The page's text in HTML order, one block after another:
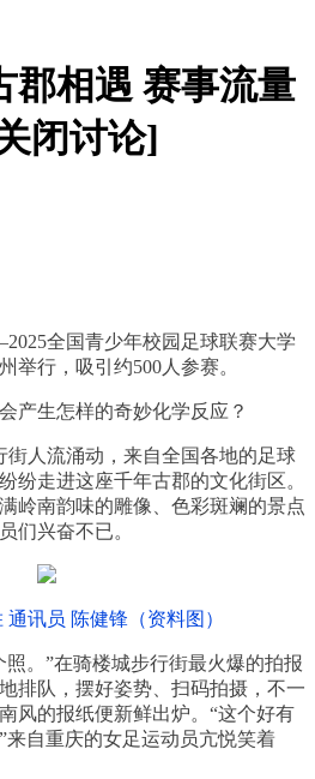
郡相遇 赛事流量
闭讨论]
全国青少年校园足球联赛大学
举行，吸引约500人参赛。
产生怎样的奇妙化学反应？
街人流涌动，来自全国各地的足球
纷走进这座千年古郡的文化街区。
岭南韵味的雕像、色彩斑斓的景点
们兴奋不已。
讯员 陈健锋（资料图）
。”在骑楼城步行街最火爆的拍报
排队，摆好姿势、扫码拍摄，不一
风的报纸便新鲜出炉。“这个好有
来自重庆的女足运动员亢悦笑着